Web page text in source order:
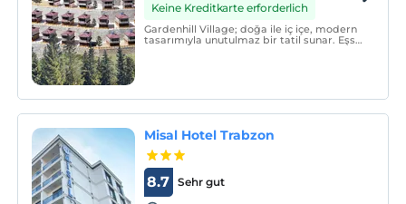
Keine Kreditkarte erforderlich
Gardenhill Village; doğa ile iç içe, modern
tasarımıyla unutulmaz bir tatil sunar. Eşsiz
Misal Hotel Trabzon
Sehr gut
8.7